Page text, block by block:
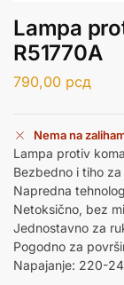
Lampa
R51770A
790,00 рсд
Nema na
Lampa protiv
Bezbedno i tiho
Napredna
Netoksično, bez
Jednostavno za
Pogodno za
Napajanje: 220-